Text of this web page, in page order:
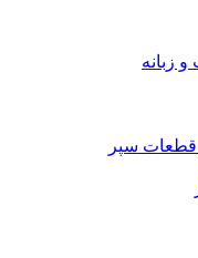
زبانه
سپر